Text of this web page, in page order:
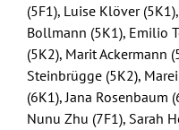
(5F1), Luise Klöver
Bollmann (5K1), Emilio
(5K2), Marit Ackermann
Steinbrügge (5K2),
(6K1), Jana Rosenbaum
Nunu Zhu (7F1), Sarah